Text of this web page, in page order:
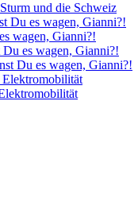
und die Schweiz
Du es wagen, Gianni?!
wagen, Gianni?!
Du es wagen, Gianni?!
Du es wagen, Gianni?!